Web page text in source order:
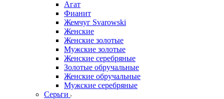
Агат
Фианит
Жемчуг Svarowski
Женские
Женские золотые
Мужские золотые
Женские серебряные
Золотые обручальные
Женские обручальные
Мужские серебряные
Серьги